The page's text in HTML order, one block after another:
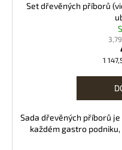
Set dřevěných příborů
1
Sada dřevěných příborů
každém gastro